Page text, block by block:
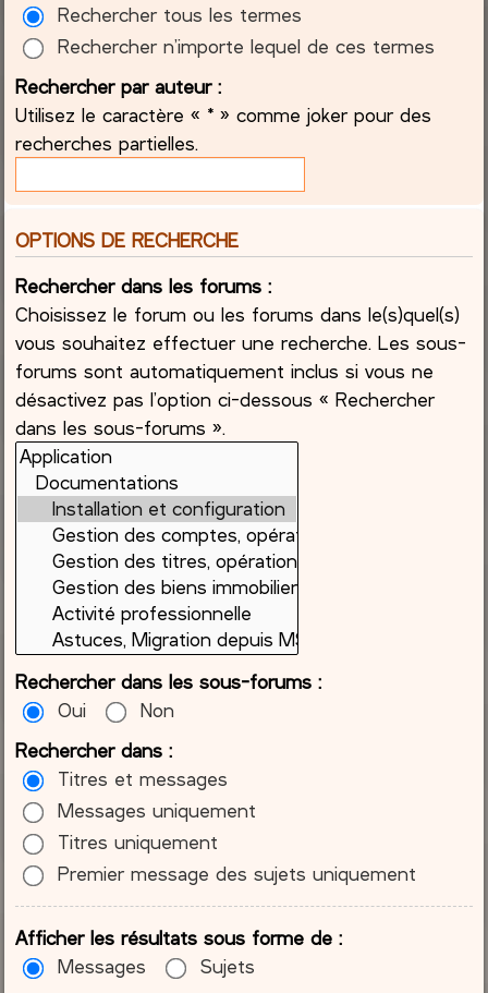
Rechercher tous les termes
Rechercher n’importe lequel de ces termes
Rechercher par auteur :
Utilisez le caractère « * » comme joker pour des
recherches partielles.
OPTIONS DE RECHERCHE
Rechercher dans les forums :
Choisissez le forum ou les forums dans le(s)quel(s)
vous souhaitez effectuer une recherche. Les sous-
forums sont automatiquement inclus si vous ne
désactivez pas l’option ci-dessous « Rechercher
dans les sous-forums ».
Rechercher dans les sous-forums :
Oui
Non
Rechercher dans :
Titres et messages
Messages uniquement
Titres uniquement
Premier message des sujets uniquement
Afficher les résultats sous forme de :
Messages
Sujets